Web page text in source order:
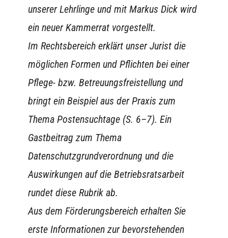
unserer Lehrlinge und mit Markus Dick wird
ein neuer Kammerrat vorgestellt.
Im Rechtsbereich erklärt unser Jurist die
möglichen Formen und Pflichten bei einer
Pflege- bzw. Betreuungsfreistellung und
bringt ein Beispiel aus der Praxis zum
Thema Postensuchtage (S. 6–7). Ein
Gastbeitrag zum Thema
Datenschutzgrundverordnung und die
Auswirkungen auf die Betriebsratsarbeit
rundet diese Rubrik ab.
Aus dem Förderungsbereich erhalten Sie
erste Informationen zur bevorstehenden